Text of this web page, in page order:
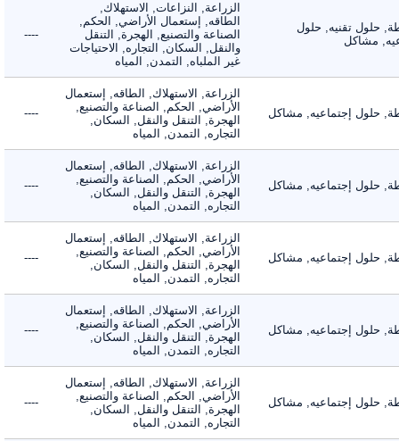
حلول تقنيه, حلول
مشاكل
الزراعة, النزاعات, الاستهلاك,
الطاقه, إستعمال الأراضي, الحكم,
الصناعة والتصنيع, الهجرة, التنقل
والنقل, السكان, التجاره, الاحتياجات
غير الملباه, التمدن, المياه
----
حلول إجتماعيه, مشاكل
الزراعة, الاستهلاك, الطاقه, إستعمال
الأراضي, الحكم, الصناعة والتصنيع,
الهجرة, التنقل والنقل, السكان,
التجاره, التمدن, المياه
----
حلول إجتماعيه, مشاكل
الزراعة, الاستهلاك, الطاقه, إستعمال
الأراضي, الحكم, الصناعة والتصنيع,
الهجرة, التنقل والنقل, السكان,
التجاره, التمدن, المياه
----
حلول إجتماعيه, مشاكل
الزراعة, الاستهلاك, الطاقه, إستعمال
الأراضي, الحكم, الصناعة والتصنيع,
الهجرة, التنقل والنقل, السكان,
التجاره, التمدن, المياه
----
حلول إجتماعيه, مشاكل
الزراعة, الاستهلاك, الطاقه, إستعمال
الأراضي, الحكم, الصناعة والتصنيع,
الهجرة, التنقل والنقل, السكان,
التجاره, التمدن, المياه
----
حلول إجتماعيه, مشاكل
الزراعة, الاستهلاك, الطاقه, إستعمال
الأراضي, الحكم, الصناعة والتصنيع,
الهجرة, التنقل والنقل, السكان,
التجاره, التمدن, المياه
----